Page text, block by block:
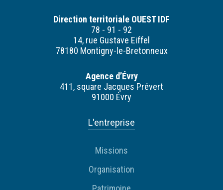
Direction territoriale OUEST IDF
78 - 91 - 92
14, rue Gustave Eiffel
78180 Montigny-le-Bretonneux
Agence d’Évry
411, square Jacques Prévert
91000 Évry
L'entreprise
Missions
Organisation